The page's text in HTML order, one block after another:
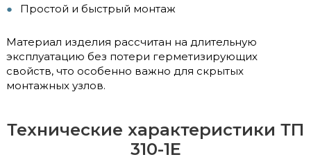
Простой и быстрый монтаж
Материал изделия рассчитан на длительную
эксплуатацию без потери герметизирующих
свойств, что особенно важно для скрытых
монтажных узлов.
Технические характеристики ТП
310-1Е